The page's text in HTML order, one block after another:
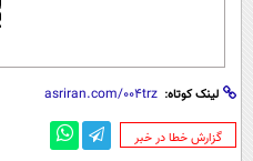
لینک کوتاه:
‌گزارش خطا در خبر